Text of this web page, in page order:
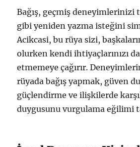
Bağış, geçmiş deneyimlerinizi
gibi yeniden yazma isteğini
Acikcasi, bu rüya sizi,
olurken kendi ihtiyaçlarınızı
etmemeye çağırır.
rüyada bağış yapmak, güven
güçlendirme ve ilişkilerde
duygusunu vurgulama eğilimi